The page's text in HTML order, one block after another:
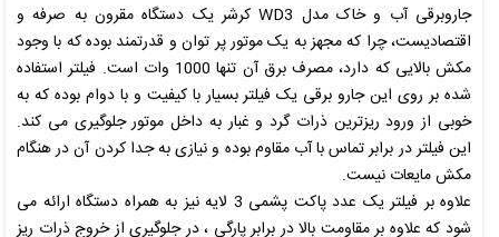
جاروبرقی آب و خاک مدل WD3کرشر یک دستگاه مقرون به صرفه و
اقتصادیست، چرا که مجهز به یک موتور پر توان و قدرتمند بوده که با وجود
مکش بالایی که دارد، مصرف برق آن تنها 1000 وات است. فیلتر استفاده
شده بر روی این جارو برقی یک فیلتر بسیار با کیفیت و با دوام بوده که به
خوبی از ورود ریزترین ذرات گرد و غبار به داخل موتور جلوگیری می کند.
این فیلتر در برابر تماس با آب مقاوم بوده و نیازی به جدا کردن آن در هنگام
مکش مایعات نیست.
علاوه بر فیلتر یک عدد پاکت پشمی 3 لایه نیز به همراه دستگاه ارائه می
شود که علاوه بر مقاومت بالا در برابر پارگی ، در جلوگیری از خروج ذرات ریز